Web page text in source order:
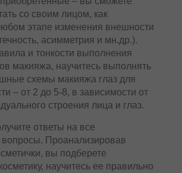
со своим лицом, как
этапе изменения внешности
асимметрия и мн.др.).
и тонкости выполнения
макияжа, научитесь выполнять
схемы макияжа глаз для
– от 2 до 5-8, в зависимости от
строения лица и глаз.
ответы на все
Проанализировав
вы подберете
научитесь ее правильно